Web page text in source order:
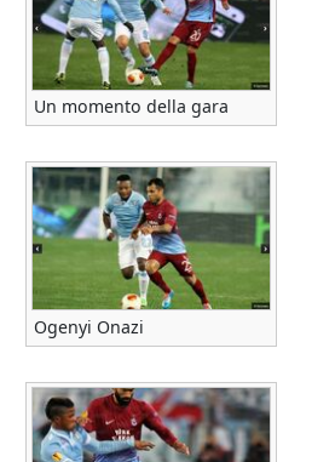
Un momento della gara
Ogenyi Onazi